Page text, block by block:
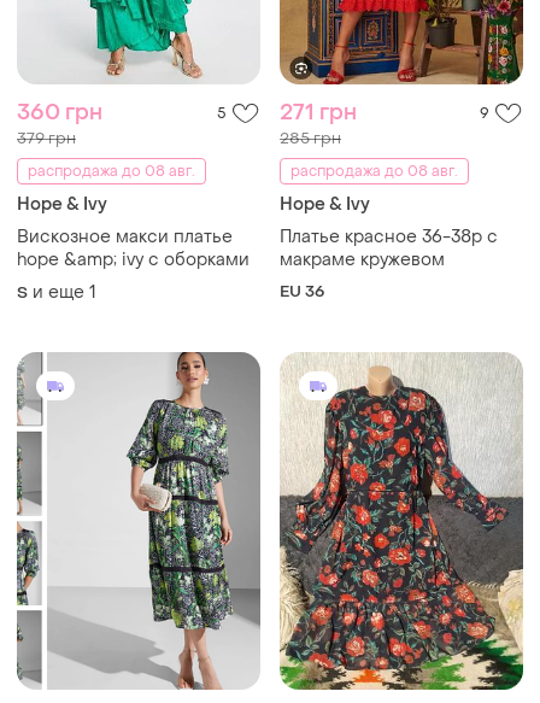
360 грн 5
379 грн
распродажа до 08 авг.
Hope & Ivy
Вискозное макси платье
hope &amp; ivy с оборками
S и еще 1
271 грн 9
285 грн
распродажа до 08 авг.
Hope & Ivy
Платье красное 36-38р с
макраме кружевом
EU 36